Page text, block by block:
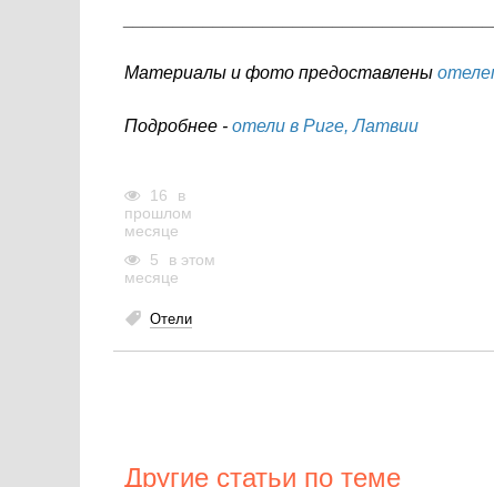
Материалы и фото предоставлены
Подробнее - отели в Риге, Латвии
16
в
прошлом
месяце
5
в этом
месяце
Отели
Другие статьи по теме